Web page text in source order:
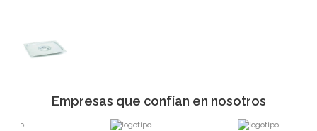
Empresas que confían en nosotros